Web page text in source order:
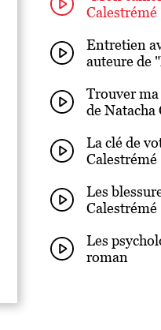
Calestrémé
Entretien
auteure de
Trouver
de Natacha
La clé de
Calestrémé
Les
Calestrémé
Les
roman